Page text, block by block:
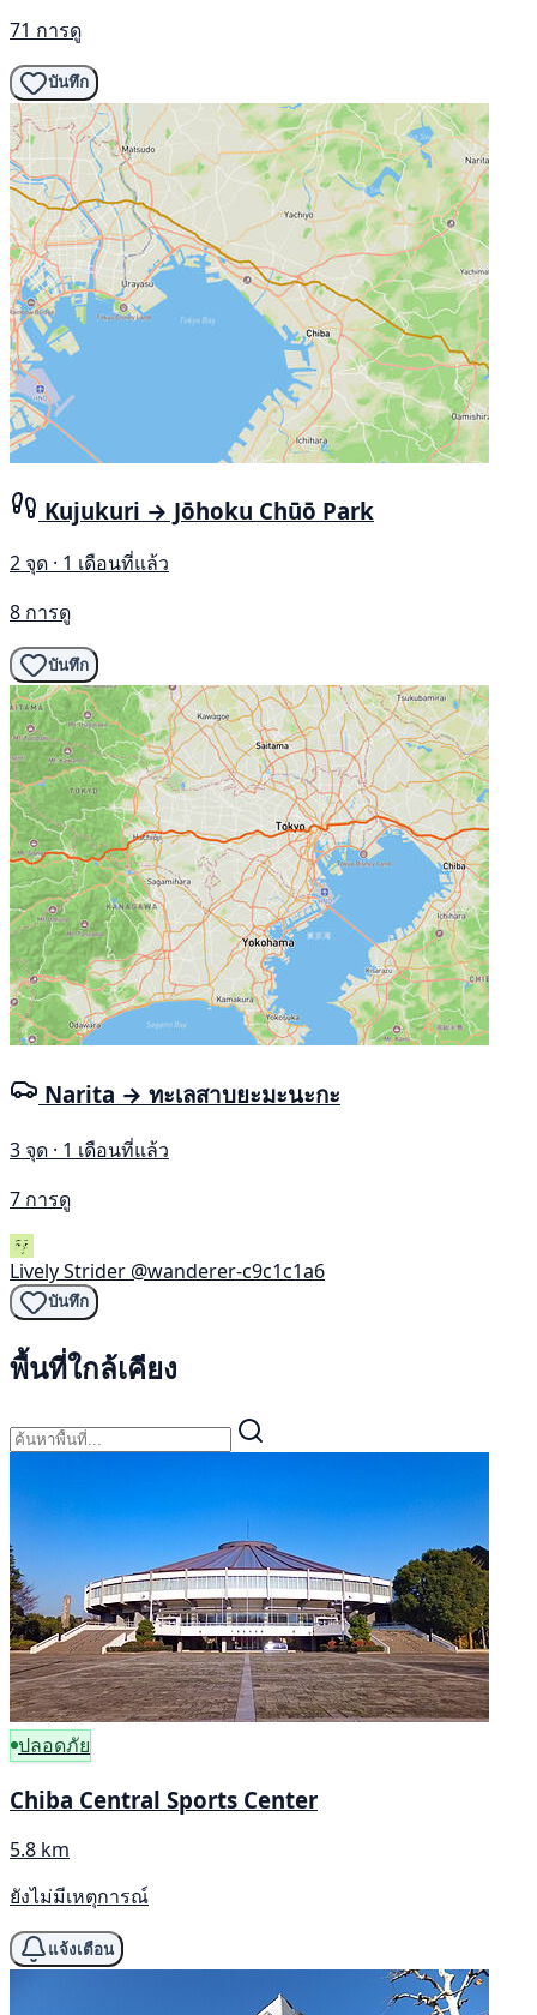
71 การดู
บันทึก
Kujukuri → Jōhoku Chūō Park
2 จุด · 1 เดือนที่แล้ว
8 การดู
บันทึก
Narita → ทะเลสาบยะมะนะกะ
3 จุด · 1 เดือนที่แล้ว
7 การดู
Lively Strider @wanderer-c9c1c1a6
บันทึก
พื้นที่ใกล้เคียง
ปลอดภัย
Chiba Central Sports Center
5.8 km
ยังไม่มีเหตุการณ์
แจ้งเตือน